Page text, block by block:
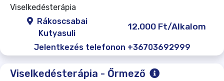
Viselkedésterápia
Rákoscsabai
Kutyasuli
12.000 Ft/Alkalom
Jelentkezés telefonon +36703692999
Viselkedésterápia - Őrmező